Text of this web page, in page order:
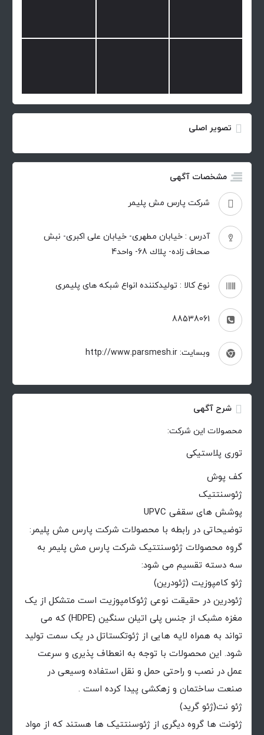
تصویر اصلی
مشخصات آگهی
شرکت پارس مش پلیمر
آدرس : خیابان مطهری- خیابان علی اكبری- نبش
صحاف زاده- پلاك 68- واحد4
نوع کالا : تولیدکننده انواع شبکه های پلیمری
88538061
وبسایت: http://www.parsmesh.ir
شرح آگهی
محصولات این شرکت:
توری پلاستیکی
کف پوش
ژئوسنتتیک
پوشش های سقفی UPVC
توضیحاتی در رابطه با محصولات شرکت پارس مش پلیمر:
گروه محصولات ژئوسنتتیک شرکت پارس مش پلیمر به
سه دسته تقسیم می شود:
ژئو کامپوزیت (ژئودرین)
ژئودرین در حقیقت نوعی ژئوکامپوزیت است متشکل از یک
مغزه مشبک از جنس پلی اتیلن سنگین (HDPE) که می
تواند به همراه لایه هایی از ژئوتکستاتل در یک سمت تولید
شود. این محصولات با توجه به انعطاف پذیری و سرعت
عمل در نصب و راحتی حمل و نقل استفاده وسیعی در
صنعت ساختمان و زهکشی پیدا کرده است .
ژئو نت(ژئو گرید)
ژئونت ها گروه دیگری از ژئوسنتتیک ها هستند که از مواد